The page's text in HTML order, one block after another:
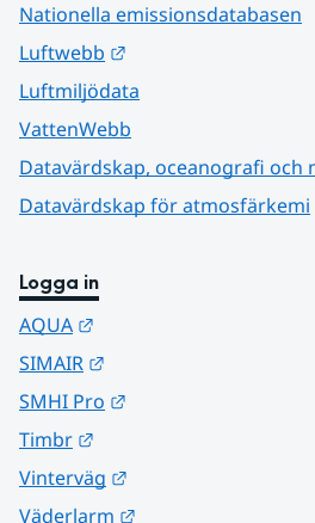
Nationella emissionsdatabasen
Luftwebb
Luftmiljödata
VattenWebb
Datavärdskap, oceanografi och
Datavärdskap för atmosfärkemi
Logga in
AQUA
SIMAIR
SMHI Pro
Timbr
Vinterväg
Väderlarm